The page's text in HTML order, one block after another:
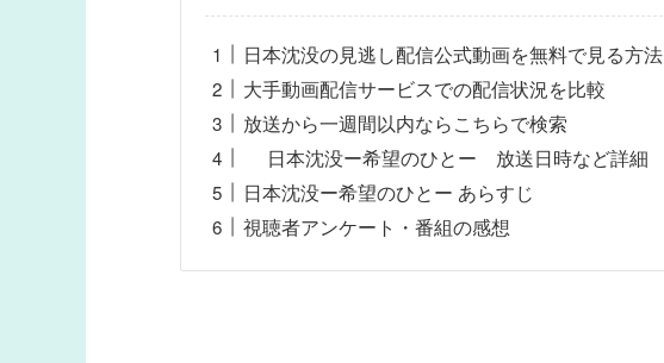
日本沈没の見逃し配信公式動画を無料で見る方法
大手動画配信サービスでの配信状況を比較
放送から一週間以内ならこちらで検索
日本沈没ー希望のひとー 放送日時など詳細
日本沈没ー希望のひとー あらすじ
視聴者アンケート・番組の感想